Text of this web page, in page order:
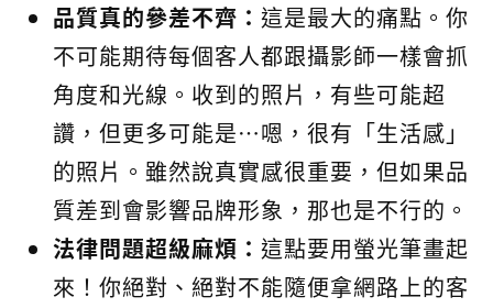
品質真的參差不齊： 這是最大的痛點。你
不可能期待每個客人都跟攝影師一樣會抓
角度和光線。收到的照片，有些可能超
讚，但更多可能是…嗯，很有「生活感」
的照片。雖然說真實感很重要，但如果品
質差到會影響品牌形象，那也是不行的。
法律問題超級麻煩： 這點要用螢光筆畫起
來！你絕對、絕對不能隨便拿網路上的客